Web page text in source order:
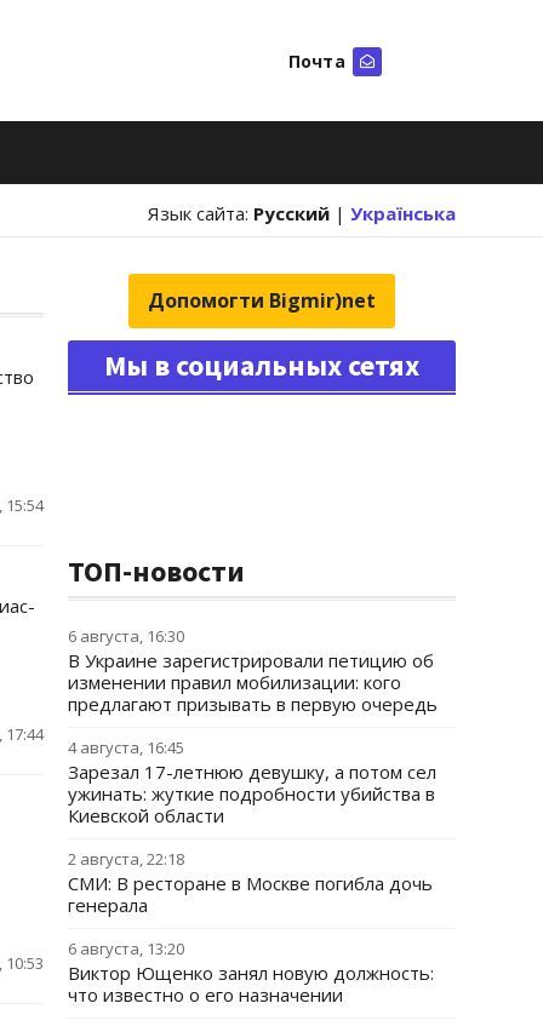
Почта
Язык сайта: Русский | Українська
15:54
17:44
Допомогти Bigmir)net
Мы в социальных сетях
ТОП-новости
6 августа, 16:30
В Украине зарегистрировали петицию об
изменении правил мобилизации: кого
предлагают призывать в первую очередь
4 августа, 16:45
Зарезал 17-летнюю девушку, а потом сел
ужинать: жуткие подробности убийства в
Киевской области
2 августа, 22:18
СМИ: В ресторане в Москве погибла дочь
генерала
6 августа, 13:20
Виктор Ющенко занял новую должность:
что известно о его назначении